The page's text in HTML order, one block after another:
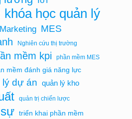
khóa học quản lý
Marketing MES
Nghiên cứu thị trường
mềm kpi phần mềm MES
mềm đánh giá năng lực
lý dự án quản lý kho
quản trị chiến lược
triển khai phần mềm